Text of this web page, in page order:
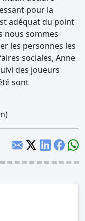
pour la
adéquat du point
nous sommes
les personnes les
sociales, Anne
des joueurs
sont